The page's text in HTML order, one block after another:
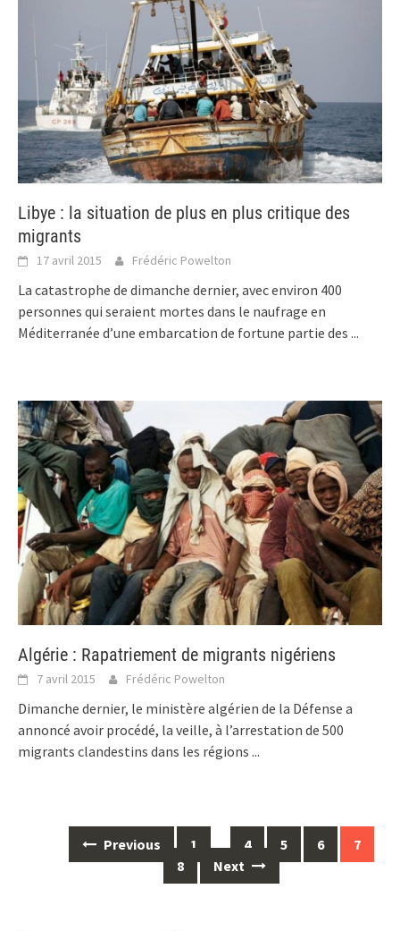
Libye : la situation de plus en plus critique des
migrants
17 avril 2015 Frédéric Powelton
La catastrophe de dimanche dernier, avec environ 400
personnes qui seraient mortes dans le naufrage en
Méditerranée d’une embarcation de fortune partie des ...
Algérie : Rapatriement de migrants nigériens
7 avril 2015 Frédéric Powelton
Dimanche dernier, le ministère algérien de la Défense a
annoncé avoir procédé, la veille, à l’arrestation de 500
migrants clandestins dans les régions ...
navigation
Previous 1 … 4 5 6
7
8
Next